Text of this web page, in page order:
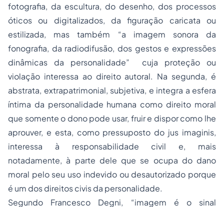
fotografia, da escultura, do desenho, dos processos
óticos ou digitalizados, da figuração caricata ou
estilizada, mas também “a imagem sonora da
fonografia, da radiodifusão, dos gestos e expressões
dinâmicas da personalidade” cuja proteção ou
violação interessa ao direito autoral. Na segunda, é
abstrata, extrapatrimonial, subjetiva, e integra a esfera
íntima da personalidade humana como direito moral
que somente o dono pode usar, fruir e dispor como lhe
aprouver, e esta, como pressuposto do jus imaginis,
interessa à responsabilidade civil e, mais
notadamente, à parte dele que se ocupa do dano
moral pelo seu uso indevido ou desautorizado porque
é um dos direitos civis da personalidade.
Segundo Francesco Degni, “imagem é o sinal